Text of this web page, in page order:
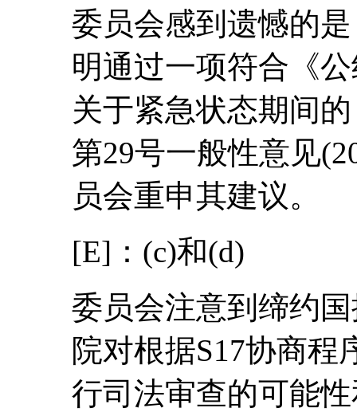
委员会感到遗憾的
明通过一项符合《
关于紧急状态期间
第29号一般性意见
员会重申其建议。
[E]：(c)和(d)
委员会注意到缔约
院对根据S17协商程
行司法审查的可能